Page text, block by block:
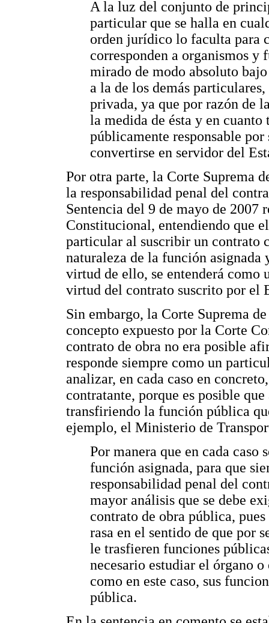
A la luz del conjunto de
particular que se halla en
orden jurídico lo faculta para
corresponden a organismos y
mirado de modo absoluto
a la de los demás
privada, ya que por razón de
la medida de ésta y en
públicamente responsable
convertirse en servidor del
Por otra parte, la Corte Suprema
la responsabilidad penal del
Sentencia del 9 de mayo de
Constitucional, entendiendo que
particular al suscribir un contrato
naturaleza de la función
virtud de ello, se entenderá como
virtud del contrato suscrito por el
Sin embargo, la Corte Suprema
concepto expuesto por la Corte
contrato de obra no era posible
responde siempre como un
analizar, en cada caso en
contratante, porque es posible
transfiriendo la función pública
ejemplo, el Ministerio de
Por manera que en cada caso
función asignada, para que
responsabilidad penal del
mayor análisis que se debe
contrato de obra pública,
rasa en el sentido de que por
le trasfieren funciones
necesario estudiar el órgano
como en este caso, sus
pública.